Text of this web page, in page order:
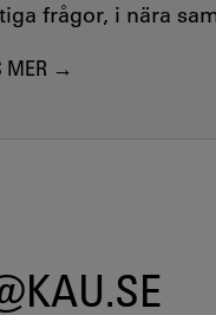
frågor, i nära
MER